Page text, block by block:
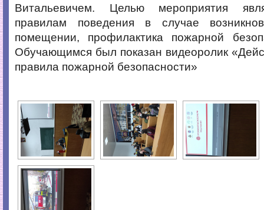
Витальевичем. Целью мероприятия
правилам поведения в случае
помещении, профилактика пожарной
Обучающимся был показан видеоролик
правила пожарной безопасности»